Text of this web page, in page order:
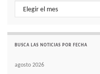
Histórico de noticias por mes
BUSCA LAS NOTICIAS POR FECHA
agosto 2026